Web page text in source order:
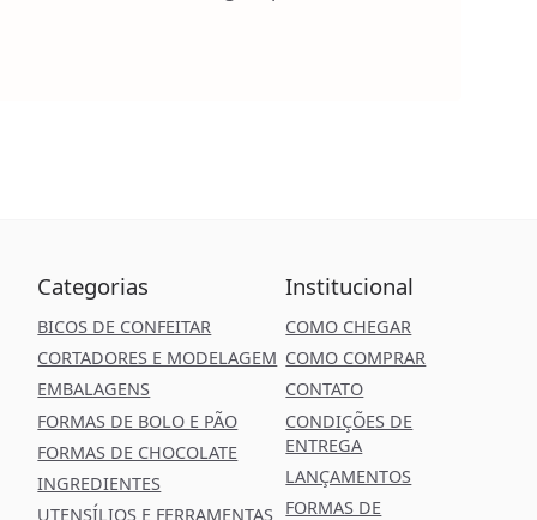
Categorias
BICOS DE CONFEITAR
CORTADORES E MODELAGEM
EMBALAGENS
FORMAS DE BOLO E PÃO
FORMAS DE CHOCOLATE
INGREDIENTES
UTENSÍLIOS E FERRAMENTAS
Institucional
COMO CHEGAR
COMO COMPRAR
CONTATO
CONDIÇÕES DE
ENTREGA
LANÇAMENTOS
FORMAS DE